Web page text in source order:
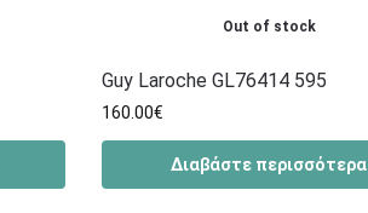
Out of stock
Guy Laroche GL76414 595
160.00€
Διαβάστε περισσότερα